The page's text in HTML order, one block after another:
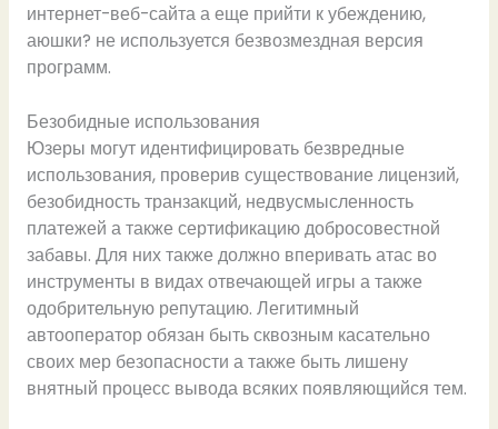
интернет-веб-сайта а еще прийти к убеждению,
аюшки? не используется безвозмездная версия
программ.
Безобидные использования
Юзеры могут идентифицировать безвредные
использования, проверив существование лицензий,
безобидность транзакций, недвусмысленность
платежей а также сертификацию добросовестной
забавы. Для них также должно вперивать атас во
инструменты в видах отвечающей игры а также
одобрительную репутацию. Легитимный
автооператор обязан быть сквозным касательно
своих мер безопасности а также быть лишену
внятный процесс вывода всяких появляющийся тем.